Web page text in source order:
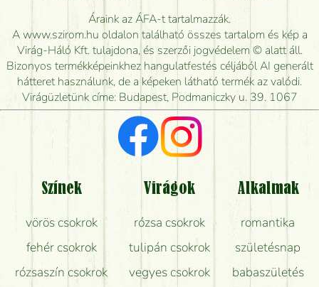
Meddig rendelhetek virágküldést úgy, hogy még ma
kiszállítsák?
Mennyire gyorsan tudják elkészíteni a csokrot, és
mikor tudják leghamarabb kiszállítani?
Vörös rózsát keresek, van önöknél?
Milyen visszajelzést kapok a virágküldésről?
Tényleg azt kapom, ami a képen van?
Mit kell tudni a virágcsokrok szállításáról?
Hogy marad a lehető legtovább friss a csokor?
Tudok adventi koszorút vásárolni boltban?
Áraink az ÁFA-t tartalmazzák.
A www.szirom.hu oldalon található összes tartalom és kép a
Virág-Háló Kft. tulajdona, és szerzői jogvédelem © alatt áll.
Bizonyos termékképeinkhez hangulatfestés céljából AI generált
hátteret használunk, de a képeken látható termék az valódi.
Virágüzletünk címe: Budapest, Podmaniczky u. 39. 1067
Színek
vörös csokrok
fehér csokrok
rózsaszín csokrok
Virágok
rózsa csokrok
tulipán csokrok
vegyes csokrok
Alkalmak
romantika
születésnap
babaszületés